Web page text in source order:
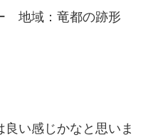
地域：竜都の跡形
い感じかなと思いま